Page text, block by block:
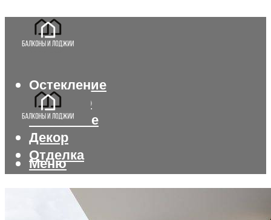
Остекление
Интерьер
Утепление
Декор
Отделка
Меню